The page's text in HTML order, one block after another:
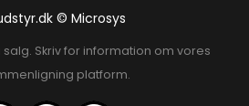
© Microsys
Skriv for information om vores
platform.